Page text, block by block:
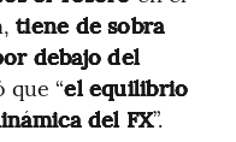
tiene de sobra
debajo del
“el equilibrio
del FX”.